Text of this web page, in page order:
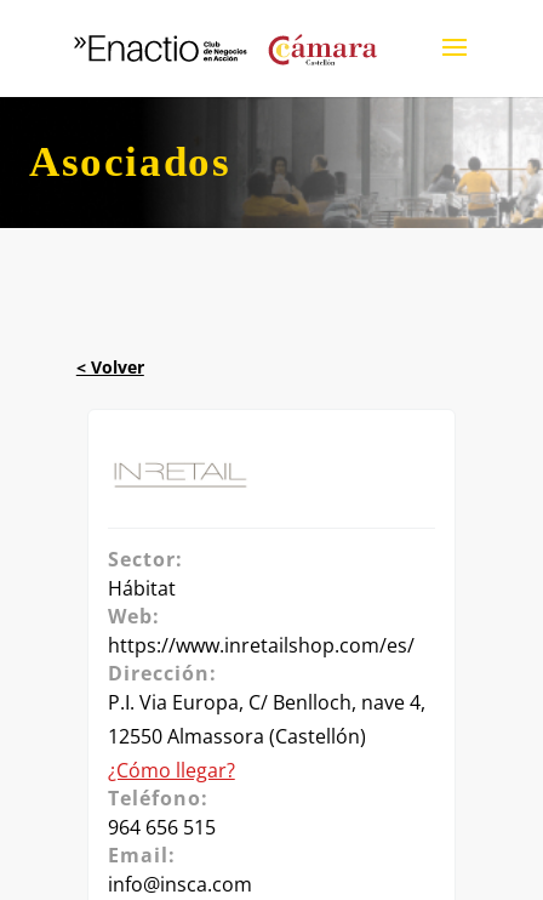
Asociados
Sector:
Hábitat
Web:
https://www.inretailshop.com/es/
Dirección:
P.I. Via Europa, C/ Benlloch, nave 4,
12550 Almassora (Castellón)
¿Cómo llegar?
Teléfono:
964 656 515
Email:
info@insca.com